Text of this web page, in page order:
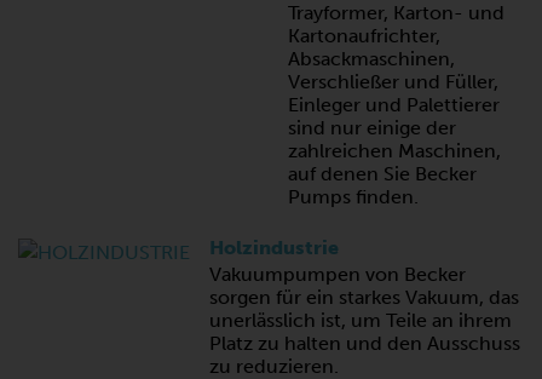
Trayformer, Karton- und
Kartonaufrichter,
Absackmaschinen,
Verschließer und Füller,
Einleger und Palettierer
sind nur einige der
zahlreichen Maschinen,
auf denen Sie Becker
Pumps finden.
Holzindustrie
Vakuumpumpen von Becker
sorgen für ein starkes Vakuum, das
unerlässlich ist, um Teile an ihrem
Platz zu halten und den Ausschuss
zu reduzieren.